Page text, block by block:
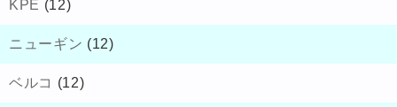
KPE (12)
ニューギン (12)
ベルコ (12)